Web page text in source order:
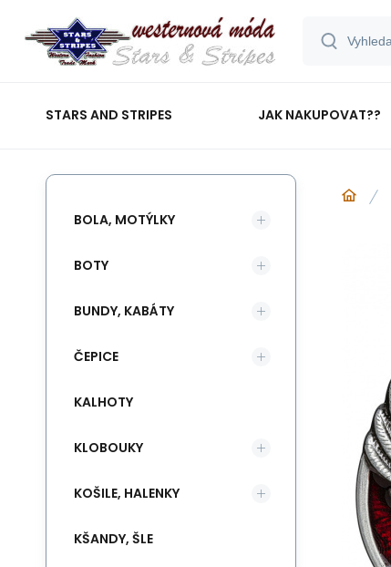
STARS AND STRIPES JAK NAKUPOVAT??
BOLA, MOTÝLKY
BOTY
BUNDY, KABÁTY
ČEPICE
KALHOTY
KLOBOUKY
KOŠILE, HALENKY
KŠANDY, ŠLE